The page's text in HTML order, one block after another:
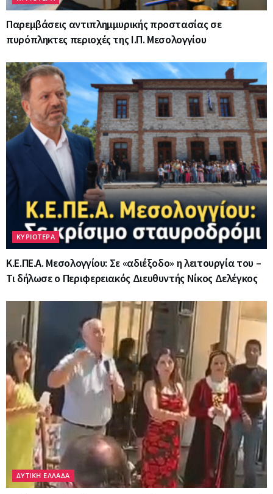
Παρεμβάσεις αντιπλημμυρικής προστασίας σε
πυρόπληκτες περιοχές της Ι.Π. Μεσολογγίου
ΚΥΡΙΟΤΕΡΑ
Κ.Ε.ΠΕ.Α. Μεσολογγίου: Σε «αδιέξοδο» η λειτουργία του –
Τι δήλωσε ο Περιφερειακός Διευθυντής Νίκος Δελέγκος
ΔΥΤΙΚΗ ΕΛΛΑΔΑ